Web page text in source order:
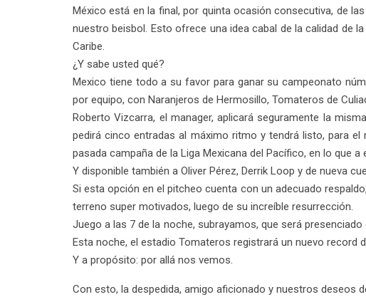
México está en la final, por quinta ocasión consecutiva, de
nuestro beisbol. Esto ofrece una idea cabal de la calidad de
Caribe.
¿Y sabe usted qué?
Mexico tiene todo a su favor para ganar su campeonato
por equipo, con Naranjeros de Hermosillo, Tomateros de
Roberto Vizcarra, el manager, aplicará seguramente la
pedirá cinco entradas al máximo ritmo y tendrá listo, para
pasada campaña de la Liga Mexicana del Pacífico, en lo que a
Y disponible también a Oliver Pérez, Derrik Loop y de nueva
Si esta opción en el pitcheo cuenta con un adecuado
terreno super motivados, luego de su increíble resurrección.
Juego a las 7 de la noche, subrayamos, que será
Esta noche, el estadio Tomateros registrará un nuevo record
Y a propósito: por allá nos vemos.
Con esto, la despedida, amigo aficionado y nuestros deseos